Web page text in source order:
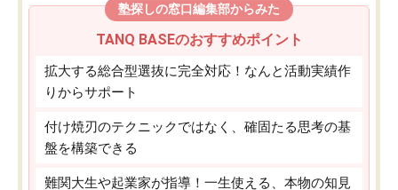
塾探しの窓口編集部からみた
TANQ BASEのおすすめポイント
拡大する総合型選抜に完全対応！なんと活動実績作
りからサポート
付け焼刃のテクニックではなく、確固たる思考の基
盤を構築できる
難関大生や起業家が指導！一生使える、本物の知見